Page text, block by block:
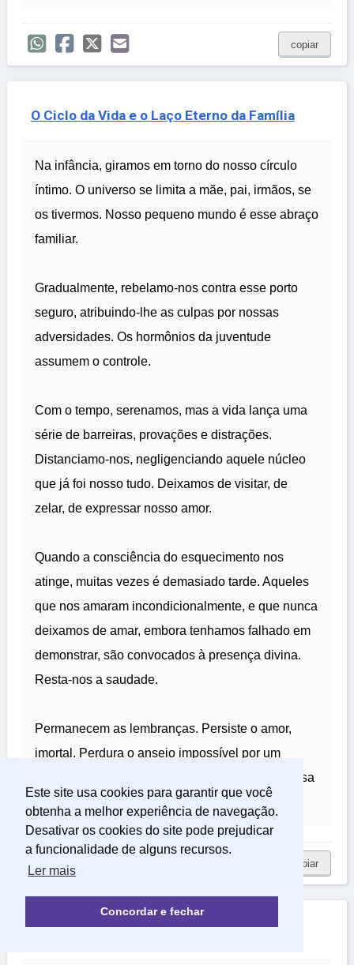
Este site usa cookies para garantir que você
obtenha a melhor experiência de navegação.
Desativar os cookies do site pode prejudicar
a funcionalidade de alguns recursos.
Ler mais
Concordar e fechar
copiar
O Ciclo da Vida e o Laço Eterno da Família
Na infância, giramos em torno do nosso círculo
íntimo. O universo se limita a mãe, pai, irmãos, se
os tivermos. Nosso pequeno mundo é esse abraço
familiar.
Gradualmente, rebelamo-nos contra esse porto
seguro, atribuindo-lhe as culpas por nossas
adversidades. Os hormônios da juventude
assumem o controle.
Com o tempo, serenamos, mas a vida lança uma
série de barreiras, provações e distrações.
Distanciamo-nos, negligenciando aquele núcleo
que já foi nosso tudo. Deixamos de visitar, de
zelar, de expressar nosso amor.
Quando a consciência do esquecimento nos
atinge, muitas vezes é demasiado tarde. Aqueles
que nos amaram incondicionalmente, e que nunca
deixamos de amar, embora tenhamos falhado em
demonstrar, são convocados à presença divina.
Resta-nos a saudade.
Permanecem as lembranças. Persiste o amor,
imortal. Perdura o anseio impossível por um
regresso. E o peso avassalador da saudade, essa
sim, eternamente viva.
copiar